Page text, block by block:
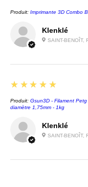
Klenklé
SAINT-BENOÎT,
Produit: Imprimante 3D Combo
Klenklé
SAINT-BENOÎT,
5
★★★★★
Produit: Gsun3D - Filament
diamètre 1,75mm - 1kg